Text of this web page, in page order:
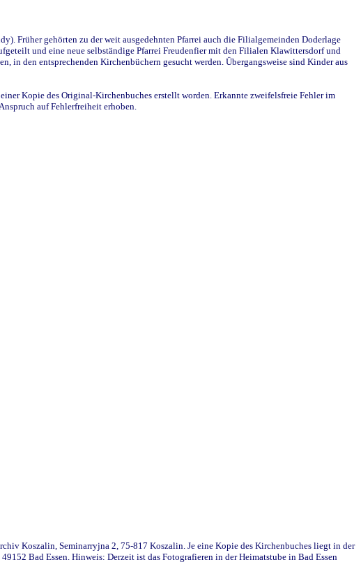
Früher gehörten zu der weit ausgedehnten Pfarrei auch die Filialgemeinden Doderlage
und eine neue selbständige Pfarrei Freudenfier mit den Filialen Klawittersdorf und
den entsprechenden Kirchenbüchern gesucht werden. Übergangsweise sind Kinder aus
Kopie des Original-Kirchenbuches erstellt worden. Erkannte zweifelsfreie Fehler im
auf Fehlerfreiheit erhoben.
Koszalin, Seminarryjna 2, 75-817 Koszalin. Je eine Kopie des Kirchenbuches liegt in der
Bad Essen. Hinweis: Derzeit ist das Fotografieren in der Heimatstube in Bad Essen